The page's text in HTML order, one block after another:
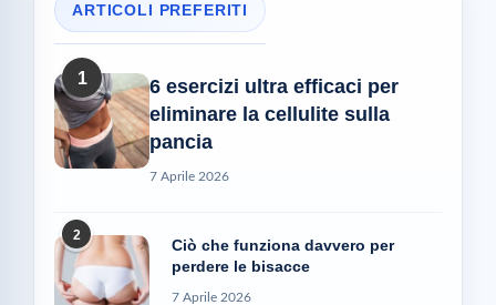
ARTICOLI PREFERITI
1
6 esercizi ultra efficaci per
eliminare la cellulite sulla
pancia
7 Aprile 2026
2
Ciò che funziona davvero per
perdere le bisacce
7 Aprile 2026